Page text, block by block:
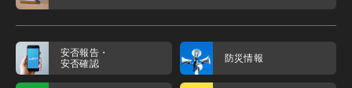
安否報告・
安否確認
防災情報